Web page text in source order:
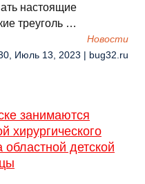
настоящие
треуголь …
Новости
Июль 13, 2023 | bug32.ru
занимаются
хирургического
областной детской